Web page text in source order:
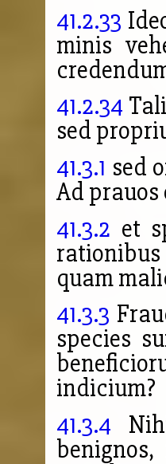
41.2.33
minis
41.2.34
sed
41.3.1 sed
Ad
41.3.2 et
rationibus
quam
41.3.3
species
indicium?
41.3.4